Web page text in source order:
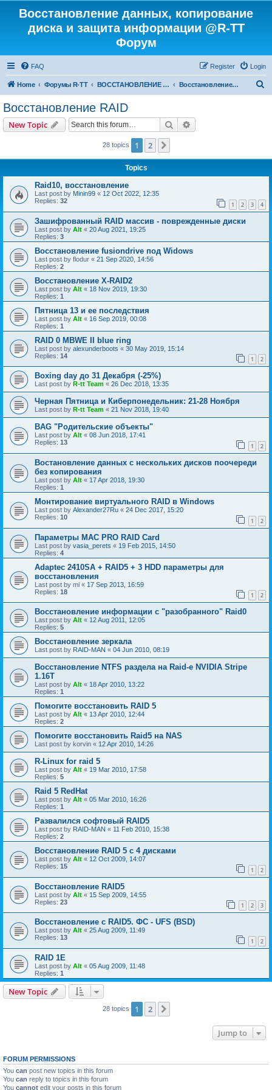
Восстановление данных, копирование
диска и защита информации @R-TT
Форум
FAQ Login
Register
Home Форумы R-TT ВОССТАНОВЛЕНИЕ ДАННЫХ И УДАЛЕННЫХ ФАЙЛОВ Восстановление RAID
Восстановление RAID
New Topic Search
28 topics 1 2
Topics
Raid10, восстановление
Last post by Minin99 « 12 Oct 2022, 12:35
Replies: 32 1 2 3 4
Зашифрованный RAID массив - поврежденные диски
Last post by Alt « 20 Aug 2021, 19:25
Replies: 3
Восстановление fusiondrive под Widows
Last post by flodur « 21 Sep 2020, 14:56
Replies: 2
Восстановление X-RAID2
Last post by Alt « 18 Nov 2019, 19:30
Replies: 1
Пятница 13 и ее последствия
Last post by Alt « 16 Sep 2019, 00:08
Replies: 1
RAID 0 MBWE II blue ring
Last post by alexunderboots « 30 May 2019, 15:14
Replies: 14 1 2
Boxing day до 31 Декабря (-25%)
Last post by R-tt Team « 26 Dec 2018, 13:35
Черная Пятница и Киберпонедельник: 21-28 Ноября
Last post by R-tt Team « 21 Nov 2018, 19:40
BAG "Родительские объекты"
Last post by Alt « 08 Jun 2018, 17:41
Replies: 13 1 2
Востановление данных с нескольких дисков поочереди
без копирования
Last post by Alt « 17 Apr 2018, 19:30
Replies: 1
Монтирование виртуального RAID в Windows
Last post by Alexander27Ru « 24 Dec 2017, 15:20
Replies: 10 1 2
Параметры МАС PRO RAID Card
Last post by vasia_perets « 19 Feb 2015, 14:50
Replies: 4
Adaptec 2410SA + RAID5 + 3 HDD параметры для
восстановления
Last post by mi « 17 Sep 2013, 16:59
Replies: 18 1 2
Восстановление информации с "разобранного" Raid0
Last post by Alt « 12 Aug 2011, 12:05
Replies: 5
Восстановление зеркала
Last post by RAID-MAN « 04 Jun 2010, 08:19
Восстановление NTFS раздела на Raid-е NVIDIA Stripe
1.16Т
Last post by Alt « 18 Apr 2010, 13:22
Replies: 1
Помогите восстановить RAID 5
Last post by Alt « 13 Apr 2010, 12:44
Replies: 2
Помогите восстановить Raid5 на NAS
Last post by korvin « 12 Apr 2010, 14:26
R-Linux for raid 5
Last post by Alt « 19 Mar 2010, 17:58
Replies: 5
Raid 5 RedHat
Last post by Alt « 05 Mar 2010, 16:26
Replies: 1
Развалился софтовый RAID5
Last post by RAID-MAN « 11 Feb 2010, 15:38
Replies: 2
Восстановление RAID 5 с 4 дисками
Last post by Alt « 12 Oct 2009, 14:07
Replies: 15 1 2
Восстановление RAID5
Last post by Alt « 15 Sep 2009, 14:55
Replies: 23 1 2 3
Восстановление с RAID5. ФС - UFS (BSD)
Last post by Alt « 25 Aug 2009, 11:49
Replies: 13 1 2
RAID 1E
Last post by Alt « 05 Aug 2009, 11:48
Replies: 1
New Topic
28 topics 1 2
Jump to
FORUM PERMISSIONS
You can post new topics in this forum
You can reply to topics in this forum
You cannot edit your posts in this forum